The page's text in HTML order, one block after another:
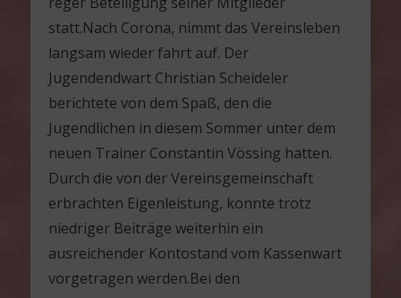
statt.Nach Corona, nimmt das Vereinsleben
langsam wieder fahrt auf. Der
Jugendendwart Christian Scheideler
berichtete von dem Spaß, den die
Jugendlichen in diesem Sommer unter dem
neuen Trainer Constantin Vössing hatten.
Durch die von der Vereinsgemeinschaft
erbrachten Eigenleistung, konnte trotz
niedriger Beiträge weiterhin ein
ausreichender Kontostand vom Kassenwart
vorgetragen werden.Bei den